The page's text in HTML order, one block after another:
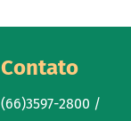
Contato
(66)3597-2800 /